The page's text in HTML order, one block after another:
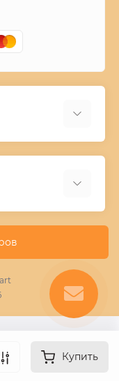
Купить
220 cм